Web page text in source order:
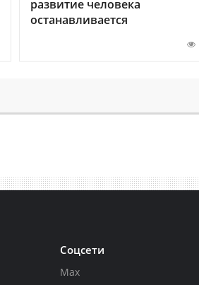
развитие человека
останавливается
Соцсети
Max